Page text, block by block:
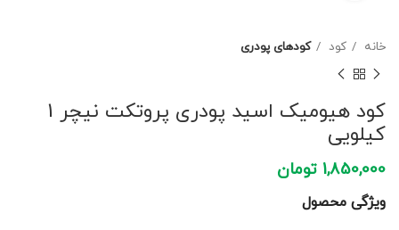
خانه کود کودهای پودری
کود هیومیک اسید پودری پروتکت نیچر 1
کیلویی
1,850,000 تومان
ویژگی محصول